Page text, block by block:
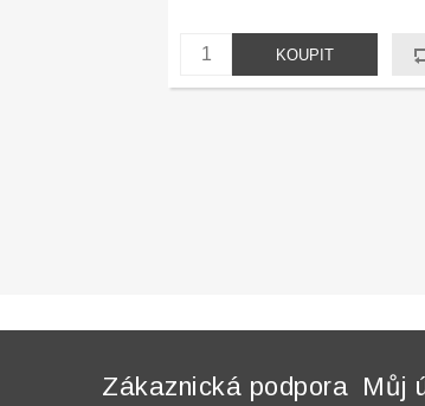
Zákaznická podpora Můj